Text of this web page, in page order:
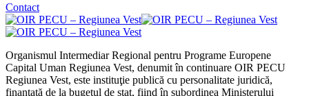
Contact
Organismul Intermediar Regional pentru Programe Europene
Capital Uman Regiunea Vest, denumit în continuare OIR PECU
Regiunea Vest, este instituţie publică cu personalitate juridică,
finanţată de la bugetul de stat, fiind în subordinea Ministerului